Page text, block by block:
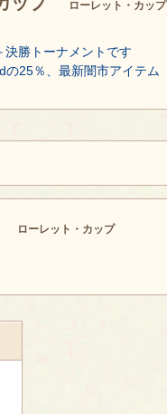
ローレット・カップ
勝トーナメントです
の25％、最新闇市アイテム
ローレット・カップ